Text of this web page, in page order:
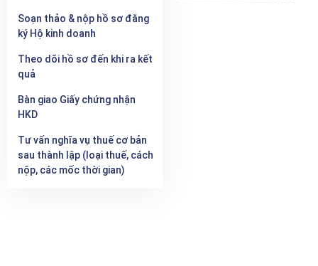
Soạn thảo & nộp hồ sơ đăng
ký Hộ kinh doanh
Theo dõi hồ sơ đến khi ra kết
quả
Bàn giao Giấy chứng nhận
HKD
Tư vấn nghĩa vụ thuế cơ bản
sau thành lập (loại thuế, cách
nộp, các mốc thời gian)